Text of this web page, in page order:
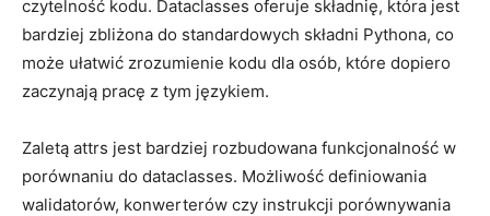
⁤czytelność kodu. Dataclasses oferuje⁣ składnię, która jest
bardziej zbliżona do standardowych składni Pythona, co
może ‍ułatwić zrozumienie kodu⁤ dla osób, które dopiero
zaczynają⁢ pracę z tym językiem.
Zaletą ​attrs ‌jest bardziej rozbudowana ⁢funkcjonalność w
porównaniu⁤ do dataclasses. Możliwość definiowania
walidatorów, konwerterów czy instrukcji porównywania